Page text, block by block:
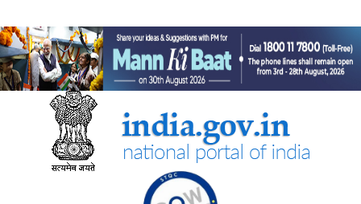
सीएसआईआर एकीकृत कौशल पहल के चरण-III (2025–30) के प्रथम वर्ष
के लिए मॉनिटरिंग समिति की समन्वयकों की कॉन्क्लेव-सह-बैठक आयोजित की
गई
पत्तन, पोत परिवहन और जलमार्ग मंत्रालय
भारत ने समुद्री गवर्नेंस में डिजिटल बदलाव को गति देने के लिए ई-समुद्र का
शुभारंभ किया
सामाजिक न्‍याय एवं अधिकारिता मंत्रालय